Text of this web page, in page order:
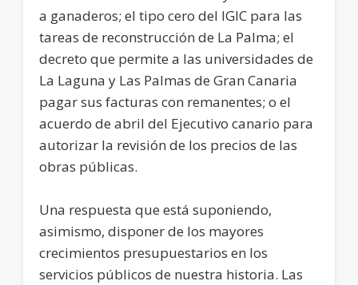
a ganaderos; el tipo cero del IGIC para las
tareas de reconstrucción de La Palma; el
decreto que permite a las universidades de
La Laguna y Las Palmas de Gran Canaria
pagar sus facturas con remanentes; o el
acuerdo de abril del Ejecutivo canario para
autorizar la revisión de los precios de las
obras públicas.
Una respuesta que está suponiendo,
asimismo, disponer de los mayores
crecimientos presupuestarios en los
servicios públicos de nuestra historia. Las